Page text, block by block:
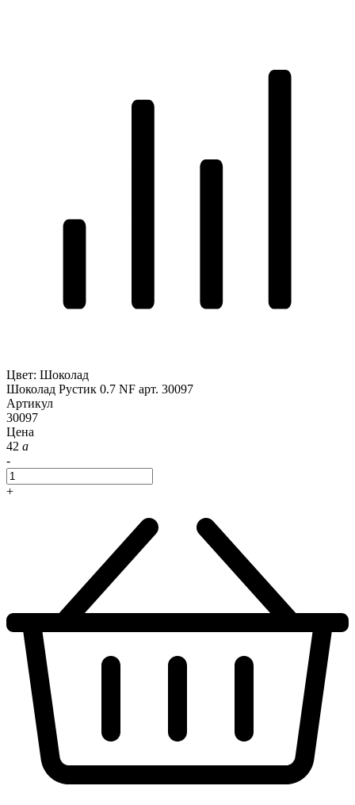
Цвет: Шоколад
Шоколад Рустик 0.7 NF арт. 30097
Артикул
30097
Цена
42 a
-
+